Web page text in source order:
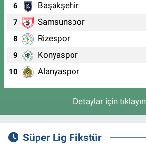
6 Başakşehir
7 Samsunspor
8 Rizespor
9 Konyaspor
10 Alanyaspor
Detaylar için tıklayın
Süper Lig Fikstür